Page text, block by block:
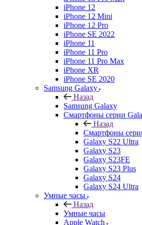
iPhone 12
iPhone 12 Mini
iPhone 12 Pro
iPhone SE 2022
iPhone 11
iPhone 11 Pro
iPhone 11 Pro Max
iPhone XR
iPhone SE 2020
Samsung Galaxy
Назад
Samsung Galaxy
Смартфоны серии
Назад
Смартфоны
Galaxy S22 Ultra
Galaxy S23
Galaxy S23FE
Galaxy S23 Plus
Galaxy S24
Galaxy S24 Ultra
Умные часы
Назад
Умные часы
Apple Watch